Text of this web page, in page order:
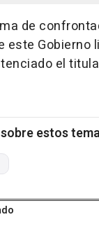
de
este Gobierno
el
estos